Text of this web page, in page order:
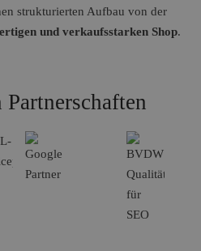
strukturierten Aufbau von der
und verkaufsstarken Shop.